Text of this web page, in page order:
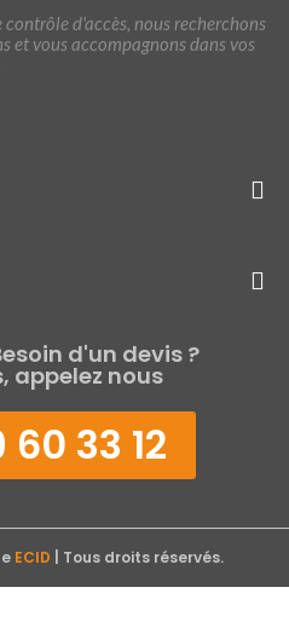
d'accès, nous recherchons
et vous accompagnons dans vos
d'un devis ?
appelez nous
60 33 12
ECID | Tous droits réservés.